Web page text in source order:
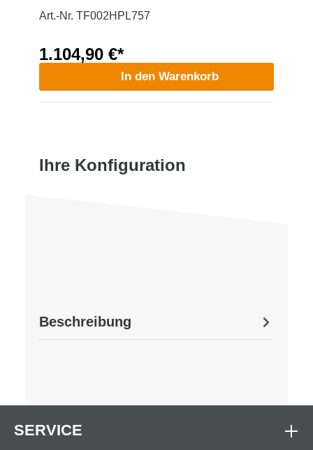
Art.-Nr. TF002HPL757
1.104,90 €*
In den Warenkorb
Ihre Konfiguration
Beschreibung
SERVICE